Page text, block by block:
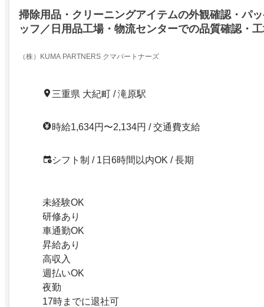
掃除用品・クリーニングアイテムの外観確認・パ
ッフ／日用品工場・物流センターでの品質確認・
（株）KUMA PARTNERS クマパートナーズ
三重県 大紀町 / 滝原駅
時給1,634円〜2,134円 / 交通費支給
シフト制 / 1日6時間以内OK / 長期
未経験OK
研修あり
車通勤OK
昇給あり
高収入
週払いOK
夜勤
17時までに退社可